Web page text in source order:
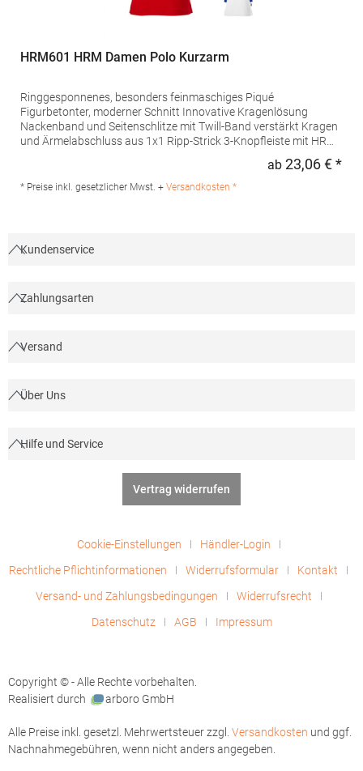
HRM601 HRM Damen Polo Kurzarm
Ringgesponnenes, besonders feinmaschiges Piqué
Figurbetonter, moderner Schnitt Innovative Kragenlösung
Nackenband und Seitenschlitze mit Twill-Band verstärkt Kragen
und Ärmelabschluss aus 1x1 Ripp-Strick 3-Knopfleiste mit HRM-
waschbarTrockner geeignetGrammatur: 180
textil.de
ab 23,06 € *
* Preise inkl. gesetzlicher Mwst. + Versandkosten *
Kundenservice
Zahlungsarten
Versand
Über Uns
Hilfe und Service
Vertrag widerrufen
Cookie-Einstellungen
Händler-Login
Rechtliche Pflichtinformationen
Widerrufsformular
Kontakt
Versand- und Zahlungsbedingungen
Widerrufsrecht
Datenschutz
AGB Impressum
Copyright © - Alle Rechte vorbehalten.
Realisiert durch
arboro GmbH
Alle Preise inkl. gesetzl. Mehrwertsteuer zzgl. Versandkosten und ggf.
Nachnahmegebühren, wenn nicht anders angegeben.